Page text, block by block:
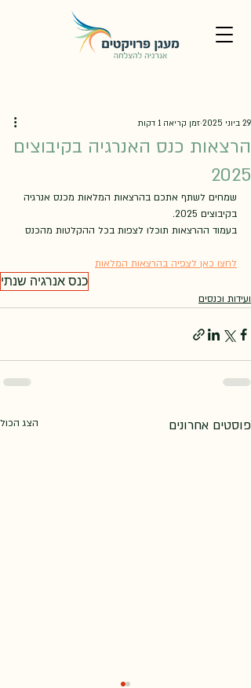
הרצאות כנס האנרגיה בקיבוצים
2025
29 ביוני 2025 זמן קריאה 1 דקות
שמחים לשתף אתכם בהרצאות המלאות מכנס אנרגיה
בקיבוצים 2025.
בעמוד ההרצאות תוכלו לצפות בכל ההקלטות מהכנס
לחצו כאן לצפיה בהרצאות המלאות
כנס אנרגיה שנתי
ועידות וכנסים
פוסטים אחרונים הצג הכול